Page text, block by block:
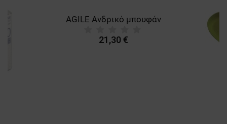
AGILE Ανδρικό μπουφάν
21,30 €